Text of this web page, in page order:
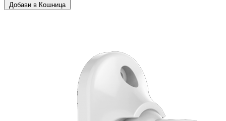
Добави в Кошница